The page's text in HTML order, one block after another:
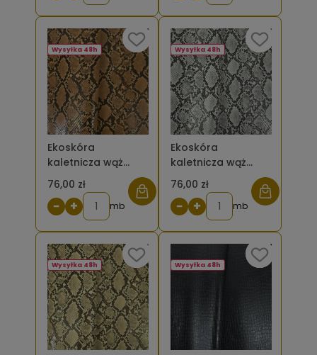
Ekoskóra
kaletnicza wąż
karmelowy
76,00 zł
Wysyłka 48h
− + mb
Ekoskóra
kaletnicza wąż
szary
76,00 zł
Wysyłka 48h
− + mb
Wysyłka 48h Wysyłka 48h